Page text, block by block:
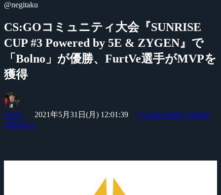
@negitaku
CS:GOコミュニティ大会『SUNRISE
CUP #3 Powered by 5E & ZYGEN』で
「Bolno」が優勝、FurtVe選手がMVPを
獲得
Yossy 2021年5月31日(月) 12:01:39
Counter-Strike: Global
Offensive